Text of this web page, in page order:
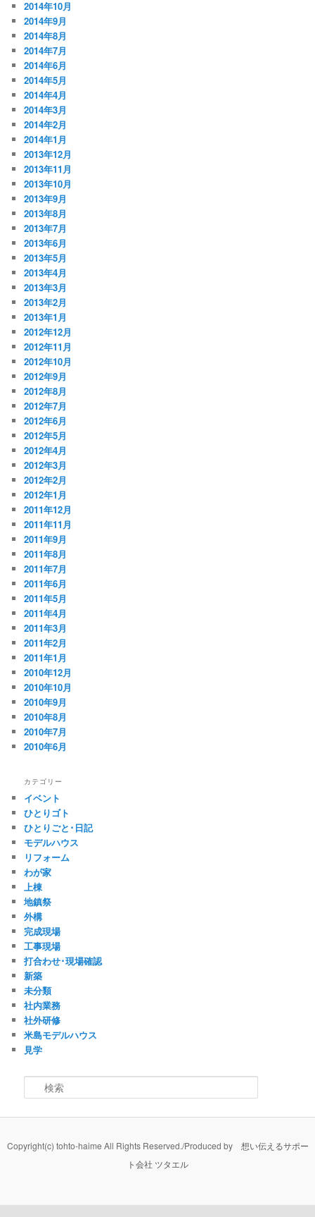
2014年10月
2014年9月
2014年8月
2014年7月
2014年6月
2014年5月
2014年4月
2014年3月
2014年2月
2014年1月
2013年12月
2013年11月
2013年10月
2013年9月
2013年8月
2013年7月
2013年6月
2013年5月
2013年4月
2013年3月
2013年2月
2013年1月
2012年12月
2012年11月
2012年10月
2012年9月
2012年8月
2012年7月
2012年6月
2012年5月
2012年4月
2012年3月
2012年2月
2012年1月
2011年12月
2011年11月
2011年9月
2011年8月
2011年7月
2011年6月
2011年5月
2011年4月
2011年3月
2011年2月
2011年1月
2010年12月
2010年10月
2010年9月
2010年8月
2010年7月
2010年6月
カテゴリー
イベント
ひとりゴト
ひとりごと･日記
モデルハウス
リフォーム
わが家
上棟
地鎮祭
外構
完成現場
工事現場
打合わせ･現場確認
新築
未分類
社内業務
社外研修
米島モデルハウス
見学
Copyright(c) tohto-haime All Rights Reserved./Produced by想い伝えるサポー
ト会社 ツタエル